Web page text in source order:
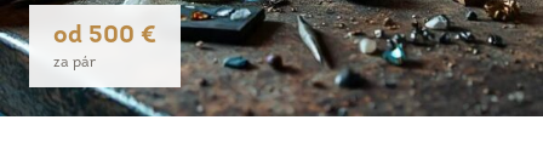
od 500 €
za pár